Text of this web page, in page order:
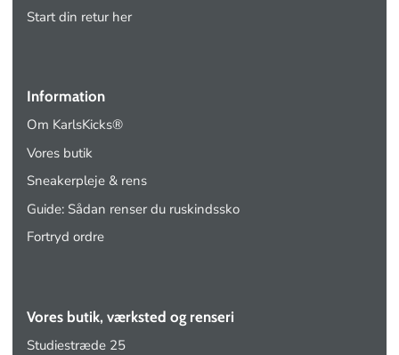
Start din retur her
Information
Om KarlsKicks®
Vores butik
Sneakerpleje & rens
Guide: Sådan renser du ruskindssko
Fortryd ordre
Vores butik, værksted og renseri
Studiestræde 25